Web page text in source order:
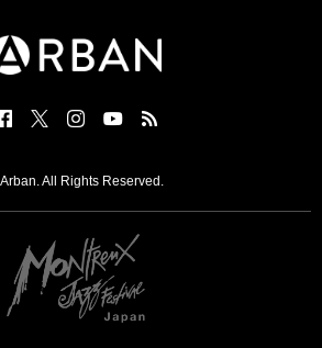
All Rights Reserved.